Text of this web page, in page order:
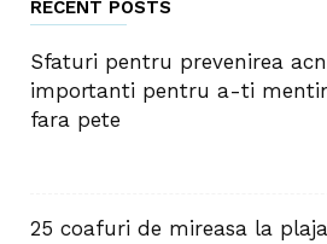
RECENT POSTS
Sfaturi pentru prevenirea
importanti pentru a-ti
fara pete
25 coafuri de mireasa la